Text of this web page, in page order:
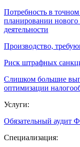
Потребность в
планировании
деятельности
Производство,
Риск штрафных
Слишком большие
оптимизации
Услуги:
Обязательный
Специализация: